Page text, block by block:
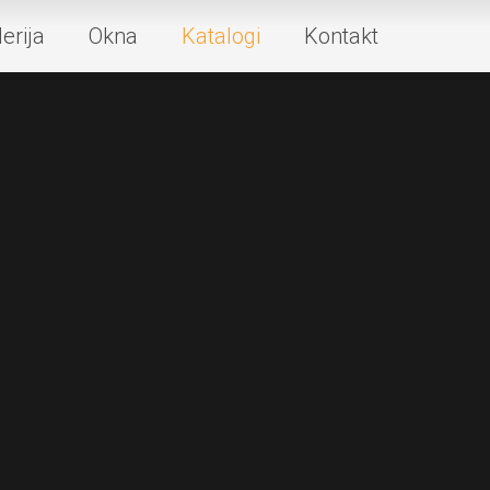
Okna Katalogi Kontakt